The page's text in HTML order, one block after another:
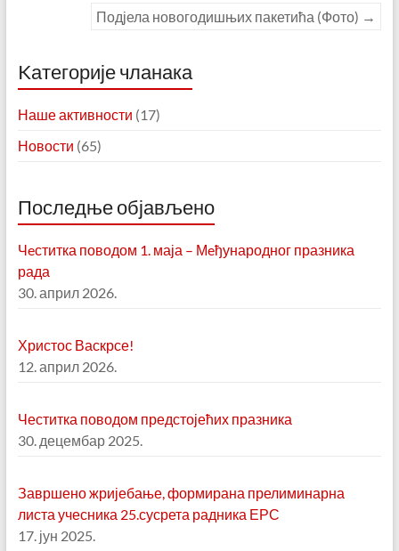
Подјела новогодишњих пакетића (Фото) →
Kатегорије чланака
Наше активности (17)
Новости (65)
Последње објављено
Чeститка поводом 1. маја – Мeђународног празника
рада
30. април 2026.
Христос Васкрсе!
12. април 2026.
Честитка поводом предстојећих празника
30. децембар 2025.
Завршено жријебање, формирана прелиминарна
листа учесника 25.сусрета радника ЕРС
17. јун 2025.